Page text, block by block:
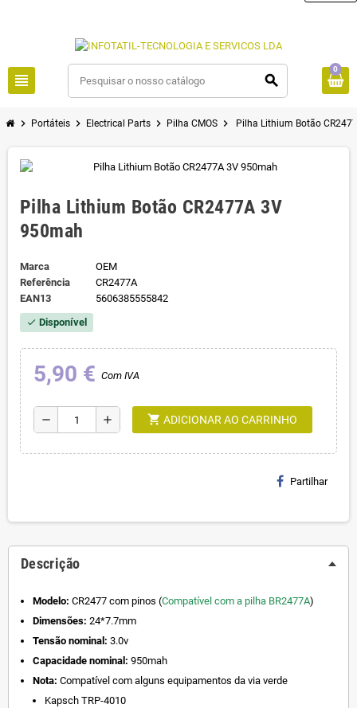
view_headline search
0
chevron_right Portáteis chevron_right Electrical Parts chevron_right Pilha CMOS chevron_right Pilha Lithium Botão
Pilha Lithium Botão CR2477A 3V
950mah
Marca
OEM
Referência
CR2477A
EAN13
5606385555842
check Disponível
5,90 € Com IVA
remove add shopping_cart ADICIONAR AO CARRINHO
Partilhar
Descrição
Modelo: CR2477 com pinos (Compatível com a pilha BR2477A)
Dimensões: 24*7.7mm
Tensão nominal: 3.0v
Capacidade nominal: 950mah
Nota: Compatível com alguns equipamentos da via verde
Kapsch TRP-4010